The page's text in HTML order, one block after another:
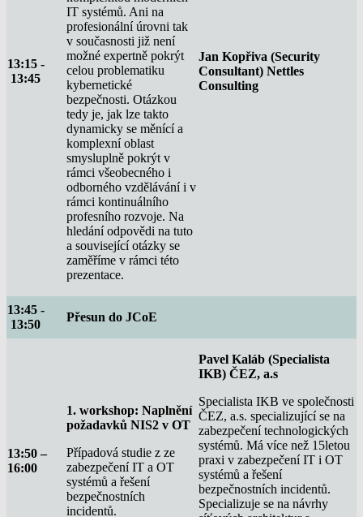
13:15 -
13:45
IT systémů. Ani na
profesionální úrovni tak
v současnosti již není
možné expertně pokrýt
celou problematiku
kybernetické
bezpečnosti. Otázkou
tedy je, jak lze takto
dynamicky se měnící a
komplexní oblast
smysluplně pokrýt v
rámci všeobecného i
odborného vzdělávání i v
rámci kontinuálního
profesního rozvoje. Na
hledání odpovědi na tuto
a související otázky se
zaměříme v rámci této
prezentace.
Jan Kopřiva (Security
Consultant) Nettles
Consulting
13:45 -
13:50
Přesun do JCoE
13:50 –
16:00
1. workshop: Naplnění
požadavků NIS2 v OT
Případová studie z ze
zabezpečení IT a OT
systémů a řešení
bezpečnostních
incidentů.
Pavel Kaláb (Specialista
IKB) ČEZ, a.s
Specialista IKB ve společnosti
ČEZ, a.s. specializující se na
zabezpečení technologických
systémů. Má více než 15letou
praxi v zabezpečení IT i OT
systémů a řešení
bezpečnostních incidentů.
Specializuje se na návrhy